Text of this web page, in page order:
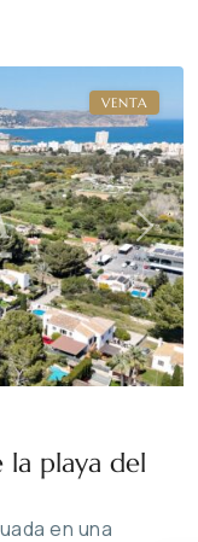
Next
VENTA
la playa del
en una